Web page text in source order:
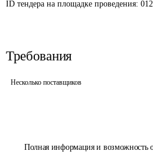
Полная информация и возможность
ID тендера на площадке проведения:
Требования
Несколько поставщиков